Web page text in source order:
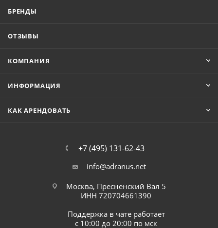
БРЕНДЫ
ОТЗЫВЫ
КОМПАНИЯ
ИНФОРМАЦИЯ
КАК АРЕНДОВАТЬ
+7 (495) 131-62-43
info@adranus.net
Москва, Пресненский Вал 5
ИНН 720704661390
Поддержка в чате работает
с 10:00 до 20:00 по мск